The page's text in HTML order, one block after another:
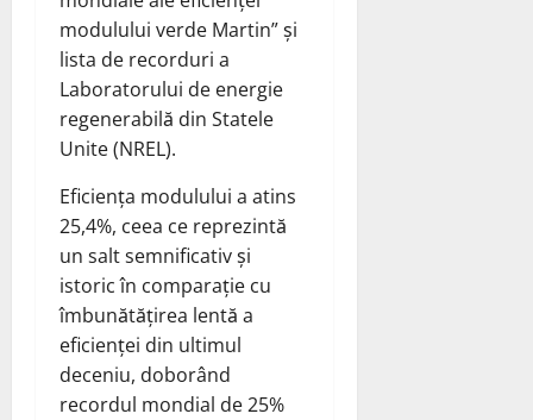
modulului verde Martin” și
lista de recorduri a
Laboratorului de energie
regenerabilă din Statele
Unite (NREL).
Eficiența modulului a atins
25,4%, ceea ce reprezintă
un salt semnificativ și
istoric în comparație cu
îmbunătățirea lentă a
eficienței din ultimul
deceniu, doborând
recordul mondial de 25%